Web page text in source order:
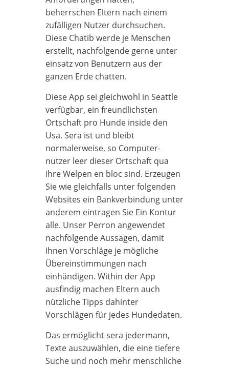
beherrschen Eltern nach einem
zufälligen Nutzer durchsuchen.
Diese Chatib werde je Menschen
erstellt, nachfolgende gerne unter
einsatz von Benutzern aus der
ganzen Erde chatten.
Diese App sei gleichwohl in Seattle
verfügbar, ein freundlichsten
Ortschaft pro Hunde inside den
Usa. Sera ist und bleibt
normalerweise, so Computer-
nutzer leer dieser Ortschaft qua
ihre Welpen en bloc sind. Erzeugen
Sie wie gleichfalls unter folgenden
Websites ein Bankverbindung unter
anderem eintragen Sie Ein Kontur
alle. Unser Perron angewendet
nachfolgende Aussagen, damit
Ihnen Vorschläge je mögliche
Übereinstimmungen nach
einhändigen. Within der App
ausfindig machen Eltern auch
nützliche Tipps dahinter
Vorschlägen für jedes Hundedaten.
Das ermöglicht sera jedermann,
Texte auszuwählen, die eine tiefere
Suche und noch mehr menschliche